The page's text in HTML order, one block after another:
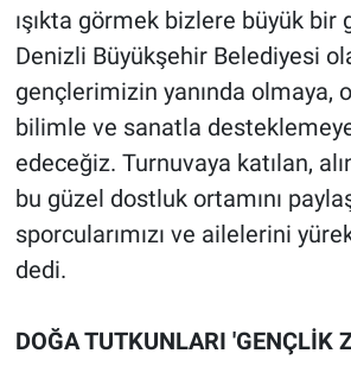
ışıkta görmek bizlere büyük bir
Denizli Büyükşehir Belediyesi
gençlerimizin yanında olmaya,
bilimle ve sanatla
edeceğiz. Turnuvaya katılan,
bu güzel dostluk ortamını
sporcularımızı ve ailelerini
dedi.
DOĞA TUTKUNLARI 'GENÇLİK